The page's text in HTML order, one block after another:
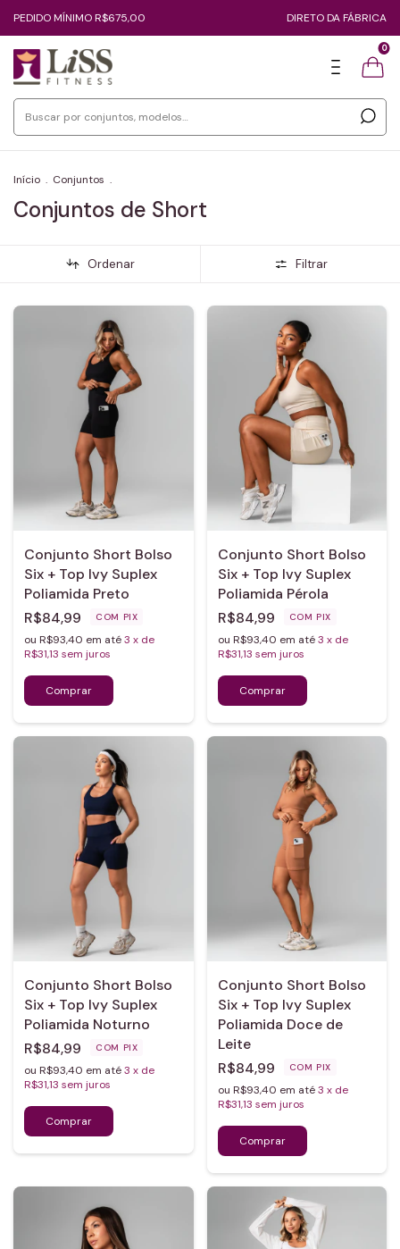
PEDIDO MÍNIMO R$675,00 DIRETO DA FÁBRICA
0
Início . Conjuntos .
Conjuntos de Short
Ordenar Filtrar
Conjunto Short Bolso
Six + Top Ivy Suplex
Poliamida Preto
R$84,99
COM PIX
ou R$93,40 em até3 x de
R$31,13 sem juros
Conjunto Short Bolso
Six + Top Ivy Suplex
Poliamida Pérola
R$84,99
COM PIX
ou R$93,40 em até3 x de
R$31,13 sem juros
Conjunto Short Bolso
Six + Top Ivy Suplex
Poliamida Noturno
R$84,99
COM PIX
ou R$93,40 em até3 x de
R$31,13 sem juros
Conjunto Short Bolso
Six + Top Ivy Suplex
Poliamida Doce de
Leite
R$84,99
COM PIX
ou R$93,40 em até3 x de
R$31,13 sem juros